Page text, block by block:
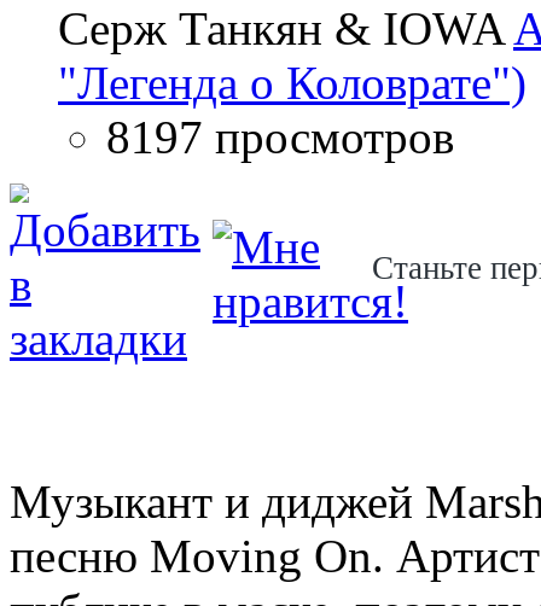
Серж Танкян & IOWA
"Легенда о Коловрате")
8197 просмотров
Станьте
Музыкант и диджей
песню Moving On. Артист